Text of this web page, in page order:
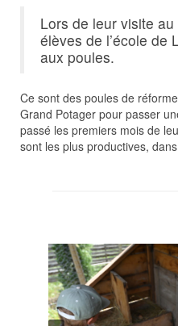
Lors de leur visite
élèves de l’école de
aux poules.
Ce sont des poules de
Grand Potager pour passer
passé les premiers mois de
sont les plus productives,